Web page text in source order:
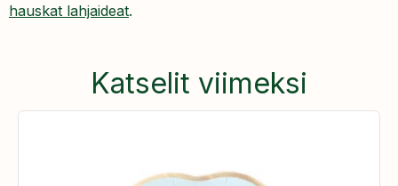
hauskat lahjaideat.
Katselit viimeksi